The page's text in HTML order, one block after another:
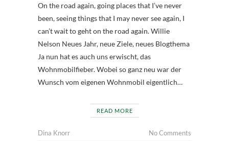
On the road again, going places that I’ve never
been, seeing things that I may never see again, I
can’t wait to geht on the road again. Willie
Nelson Neues Jahr, neue Ziele, neues Blogthema
Ja nun hat es auch uns erwischt, das
Wohnmobilfieber. Wobei so ganz neu war der
Wunsch vom eigenen Wohnmobil eigentlich…
READ MORE
Dina Knorr No Comments